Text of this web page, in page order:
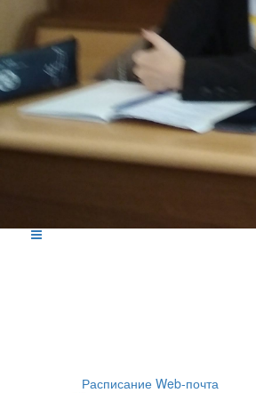
Расписание Web-почта